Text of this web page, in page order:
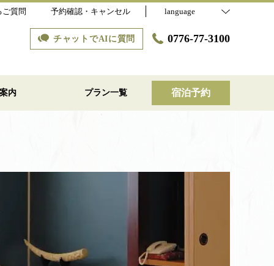
ご質問 予約確認・キャンセル language
チャットでAIに質問 0776-77-3100
内 プラン一覧 宿泊予約